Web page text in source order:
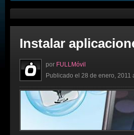
Instalar
por FULLMóvil
Publicado el 28 de enero, 2011